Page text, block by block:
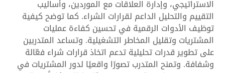
الاستراتيجي، وإدارة العلاقات مع الموردين، وأساليب
التقييم والتحليل الداعم لقرارات الشراء. كما توضح كيفية
توظيف الأدوات الرقمية في تحسين كفاءة عمليات
المشتريات وتقليل المخاطر التشغيلية. وتساعد المتدربين
على تطوير قدرات تحليلية تدعم اتخاذ قرارات شراء فعّالة
وشفافة. وتمنح المتدرب تصورًا واقعيًا لدور المشتريات في